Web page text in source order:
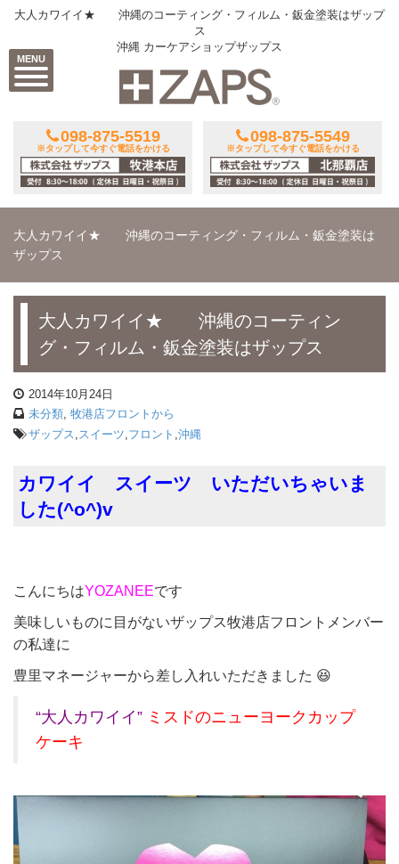
MENU
大人カワイイ★ 沖縄のコーティング・フィルム・鈑金塗装はザップ
ス
沖縄 カーケアショップザップス
098-875-5519
※タップして今すぐ電話をかける
098-875-5549
※タップして今すぐ電話をかける
大人カワイイ★ 沖縄のコーティング・フィルム・鈑金塗装は
ザップス
大人カワイイ★ 沖縄のコーティン
グ・フィルム・鈑金塗装はザップス
2014年10月24日
未分類 牧港店フロントから
ザップス スイーツ フロント 沖縄
カワイイ スイーツ いただいちゃいま
した(^o^)v
こんにちはYOZANEEです
美味しいものに目がないザップス牧港店フロントメンバー
の私達に
豊里マネージャーから差し入れいただきました 😆
“大人カワイイ” ミスドのニューヨークカップ
ケーキ